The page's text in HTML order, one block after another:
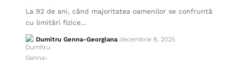
La 92 de ani, când majoritatea oamenilor se confruntă
cu limitări fizice…
Dumitru Genna-Georgiana decembrie 8, 2025